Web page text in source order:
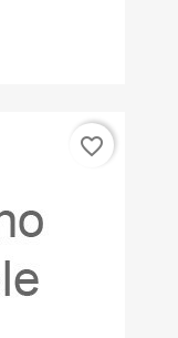
favorite_border